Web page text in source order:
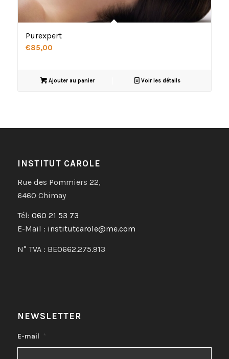
Purexpert
€85,00
Ajouter au panier Voir les détails
INSTITUT CAROLE
Rue des Pommiers 22,
6460 Chimay
Tél: 060 21 53 73
E-Mail : institutcarole@me.com
N° TVA : BE0662.275.913
NEWSLETTER
E-mail *